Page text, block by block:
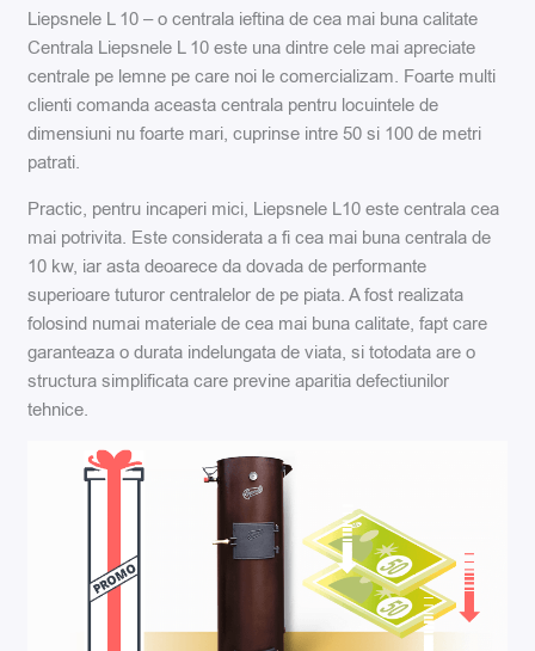
Liepsnele L 10 – o centrala ieftina de cea mai buna calitate
Centrala Liepsnele L 10 este una dintre cele mai apreciate
centrale pe lemne pe care noi le comercializam. Foarte multi
clienti comanda aceasta centrala pentru locuintele de
dimensiuni nu foarte mari, cuprinse intre 50 si 100 de metri
patrati.
Practic, pentru incaperi mici, Liepsnele L10 este centrala cea
mai potrivita. Este considerata a fi cea mai buna centrala de
10 kw, iar asta deoarece da dovada de performante
superioare tuturor centralelor de pe piata. A fost realizata
folosind numai materiale de cea mai buna calitate, fapt care
garanteaza o durata indelungata de viata, si totodata are o
structura simplificata care previne aparitia defectiunilor
tehnice.